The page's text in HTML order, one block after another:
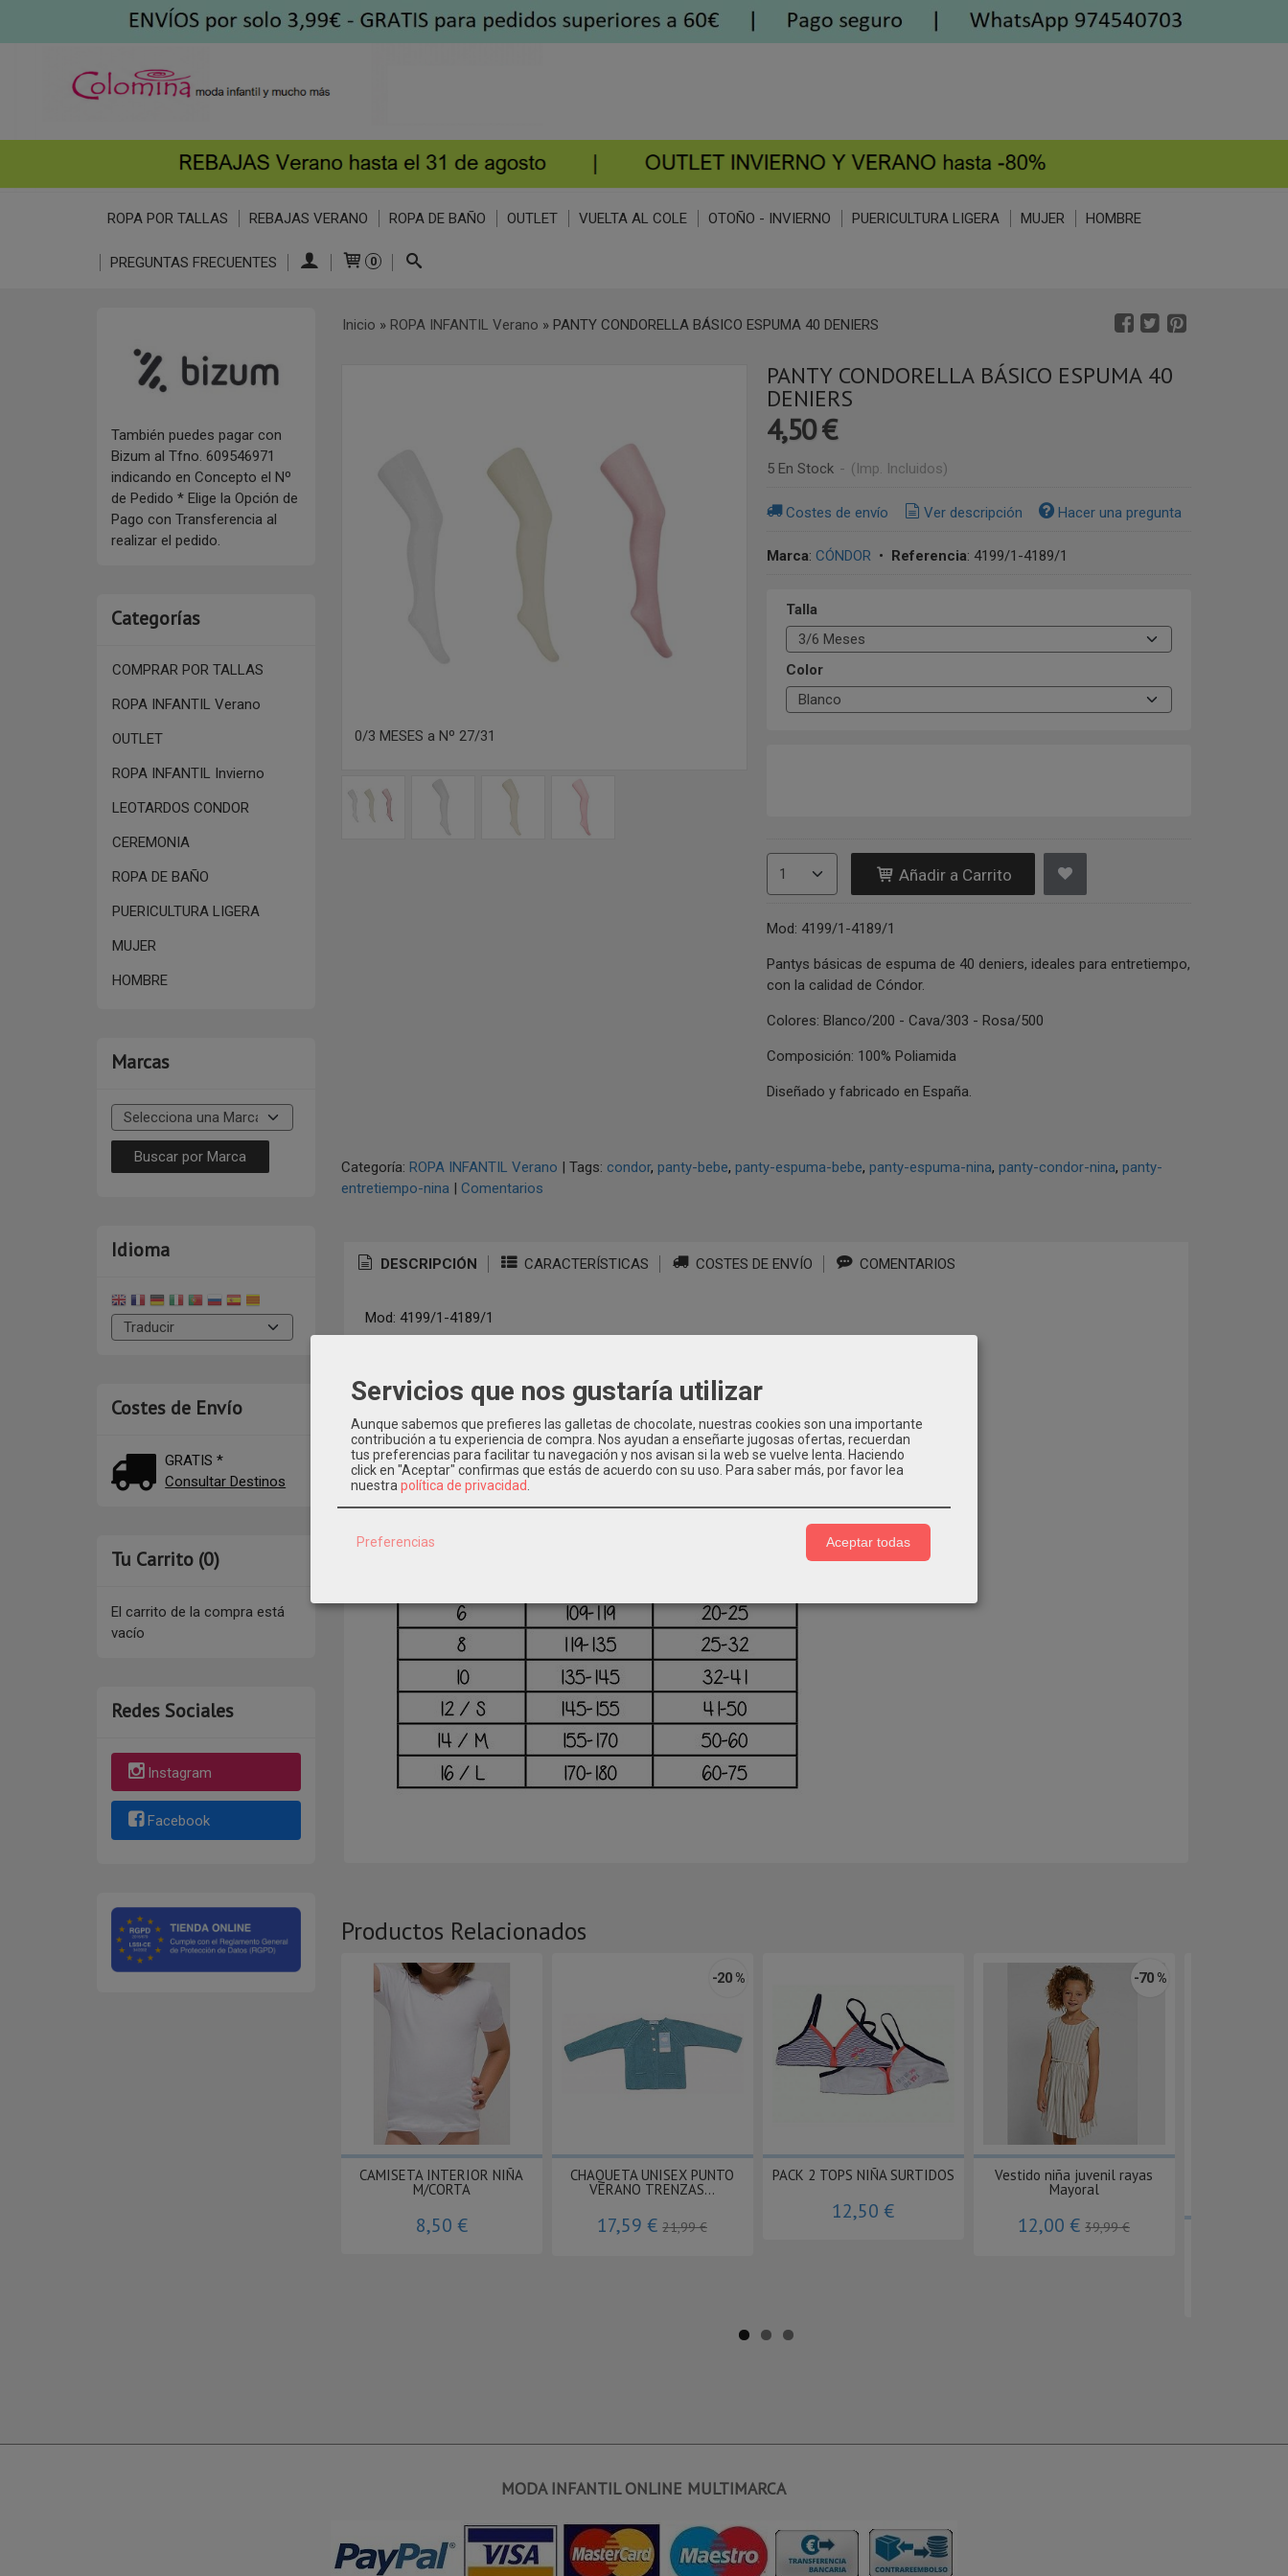
ROPA POR TALLAS REBAJAS VERANO ROPA DE BAÑO OUTLET VUELTA AL COLE OTOÑO - INVIERNO PUERICULTURA LIGERA MUJER HOMBRE
PREGUNTAS FRECUENTES 0
También puedes pagar con
Bizum al Tfno. 609546971
indicando en Concepto el Nº
de Pedido * Elige la Opción de
Pago con Transferencia al
realizar el pedido.
Categorías
COMPRAR POR TALLAS
ROPA INFANTIL Verano
OUTLET
ROPA INFANTIL Invierno
LEOTARDOS CONDOR
CEREMONIA
ROPA DE BAÑO
PUERICULTURA LIGERA
MUJER
HOMBRE
Marcas
Idioma
Costes de Envío
GRATIS *
Consultar Destinos
Tu Carrito (0)
El carrito de la compra está
vacío
Redes Sociales
Instagram
Facebook
Inicio » ROPA INFANTIL Verano » PANTY CONDORELLA BÁSICO ESPUMA 40 DENIERS
0/3 MESES a Nº 27/31
PANTY CONDORELLA BÁSICO ESPUMA 40
DENIERS
4,50 €
5 En Stock - (Imp. Incluidos)
Costes de envío Ver descripción Hacer una pregunta
Marca: CÓNDOR• Referencia: 4199/1-4189/1
Talla
Color
Añadir a Carrito
Mod: 4199/1-4189/1
Pantys básicas de espuma de 40 deniers, ideales para entretiempo,
con la calidad de Cóndor.
Colores: Blanco/200 - Cava/303 - Rosa/500
Composición: 100% Poliamida
Diseñado y fabricado en España.
Categoría: ROPA INFANTIL Verano | Tags: condor panty-bebe panty-espuma-bebe panty-espuma-nina panty-condor-nina panty-
entretiempo-nina | Comentarios
DESCRIPCIÓN CARACTERÍSTICAS COSTES DE ENVÍO COMENTARIOS
Mod: 4199/1-4189/1
Productos Relacionados
CAMISETA INTERIOR NIÑA
M/CORTA
8,50 €
-20 %
CHAQUETA UNISEX PUNTO
VERANO TRENZAS...
17,59 €21,99 €
PACK 2 TOPS NIÑA SURTIDOS
12,50 €
-70 %
Vestido niña juvenil rayas
Mayoral
12,00 €39,99 €
MODA INFANTIL ONLINE MULTIMARCA
Servicios que nos gustaría utilizar
Aunque sabemos que prefieres las galletas de chocolate, nuestras cookies son una importante
contribución a tu experiencia de compra. Nos ayudan a enseñarte jugosas ofertas, recuerdan
tus preferencias para facilitar tu navegación y nos avisan si la web se vuelve lenta. Haciendo
click en "Aceptar" confirmas que estás de acuerdo con su uso. Para saber más, por favor lea
nuestra política de privacidad
Preferencias Aceptar todas